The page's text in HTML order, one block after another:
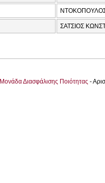
ΣΑΤΣΙΟΣ
Μονάδα Διασφάλισης Ποιότητας -